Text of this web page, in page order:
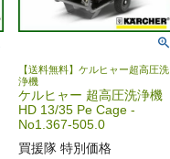
【送料無料】ケルヒャー超高圧洗
浄機
ケルヒャー 超高圧洗浄機
HD 13/35 Pe Cage -
No1.367-505.0
買援隊 特別価格